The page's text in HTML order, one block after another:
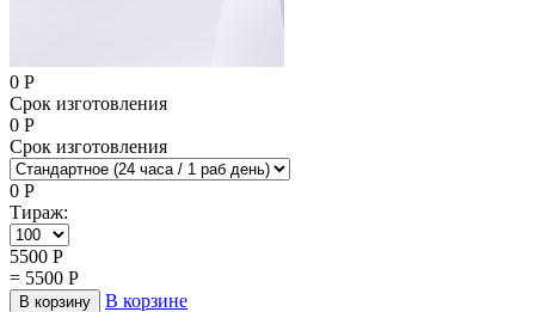
0 Р
Срок изготовления
0 Р
Срок изготовления
0 Р
Тираж:
5500 Р
= 5500 Р
В корзину
В корзине